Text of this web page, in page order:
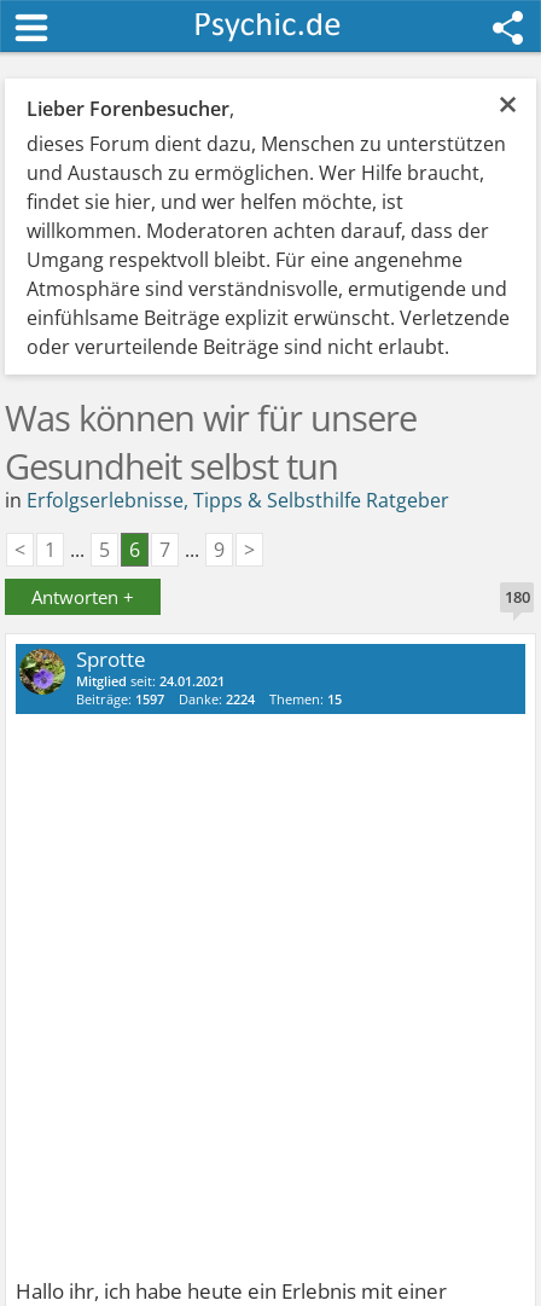
×
Lieber Forenbesucher,
dieses Forum dient dazu, Menschen zu unterstützen
und Austausch zu ermöglichen. Wer Hilfe braucht,
findet sie hier, und wer helfen möchte, ist
willkommen. Moderatoren achten darauf, dass der
Umgang respektvoll bleibt. Für eine angenehme
Atmosphäre sind verständnisvolle, ermutigende und
einfühlsame Beiträge explizit erwünscht. Verletzende
oder verurteilende Beiträge sind nicht erlaubt.
Was können wir für unsere
Gesundheit selbst tun
in Erfolgserlebnisse, Tipps & Selbsthilfe Ratgeber
<
1 ... 5 6 7 ... 9 >
Antworten + 180
Sprotte
Mitglied seit:24.01.2021
Beiträge: 1597 Danke:2224 Themen: 15
Hallo ihr, ich habe heute ein Erlebnis mit einer